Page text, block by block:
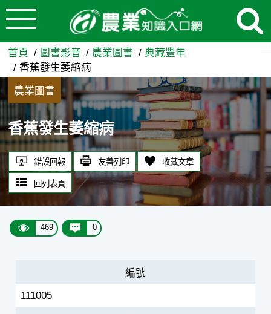
跳到主要內容
香蕉發生萎縮病 - 農業知識入
首頁 圖書影音 農業圖書
典藏豐年
香蕉發生萎縮病
農業圖書
香蕉發生萎縮病
錯誤回報 友善列印 收藏文章
回列表頁
469 0
編號
111005